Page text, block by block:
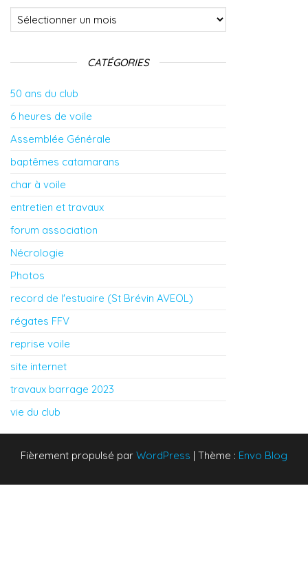
Archives
CATÉGORIES
50 ans du club
6 heures de voile
Assemblée Générale
baptêmes catamarans
char à voile
entretien et travaux
forum association
Nécrologie
Photos
record de l'estuaire (St Brévin AVEOL)
régates FFV
reprise voile
site internet
travaux barrage 2023
vie du club
Fièrement propulsé par WordPress | Thème : Envo Blog